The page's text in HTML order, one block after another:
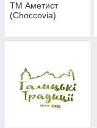
TM Аметист
(Choccovia)